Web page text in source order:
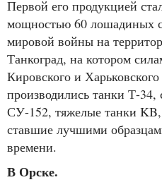
Первой его продукцией
мощностью 60 лошадиных
мировой войны на
Танкоград, на котором
Кировского и
производились танки Т-34,
СУ-152, тяжелые танки
ставшие лучшими
времени.
В Орске.